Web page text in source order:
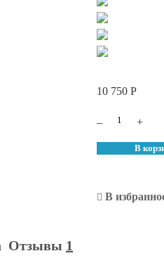
10 750Р
– Количество
De
3.4.5A
+
В
В
Отзывы 1